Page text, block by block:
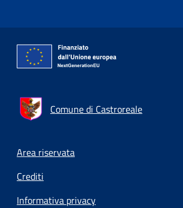
Comune di Castroreale
Footer menu
Area riservata
Crediti
Informativa privacy